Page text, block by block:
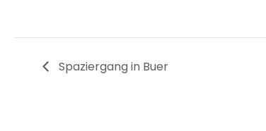
Spaziergang in Buer